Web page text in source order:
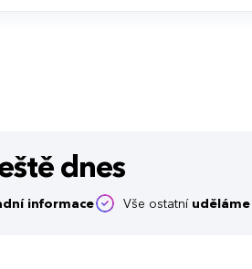
dnes
informace Vše ostatní uděláme